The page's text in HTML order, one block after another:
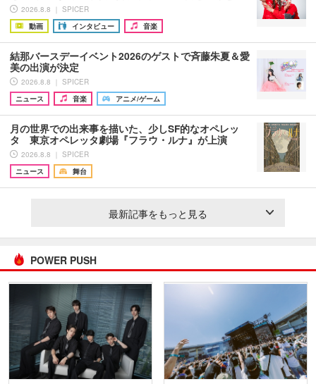
2026.8.8 ｜ SPICER
動画
インタビュー 音楽
結那バースデーイベント2026のゲストで斉藤朱夏＆愛
美の出演が決定
2026.8.8 ｜ SPICER
ニュース
音楽 アニメ/ゲーム
月の世界での出来事を描いた、少しSF的なオペレッ
タ 東京オペレッタ劇場『フラウ・ルナ』が上演
2026.8.8 ｜ SPICER
ニュース
舞台
最新記事をもっと見る
POWER PUSH